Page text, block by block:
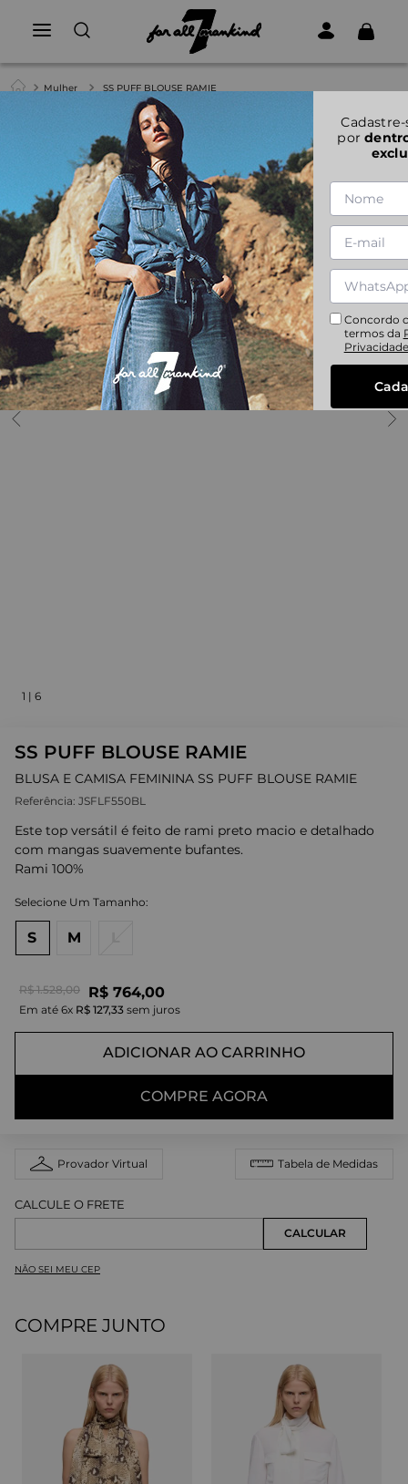
Mulher SS PUFF BLOUSE RAMIE
1 | 6
SS PUFF BLOUSE RAMIE
BLUSA E CAMISA FEMININA SS PUFF BLOUSE RAMIE
Referência: JSFLF550BL
Este top versátil é feito de rami preto macio e detalhado
com mangas suavemente bufantes.
Rami 100%
S M
R$ 1.528,00 R$ 764,00
Em até 6x R$ 127,33 sem juros
ADICIONAR AO CARRINHO
COMPRE AGORA
Provador Virtual Tabela de Medidas
NÃO SEI MEU CEP
COMPRE JUNTO
por
Concordo
termos da
Privacidade